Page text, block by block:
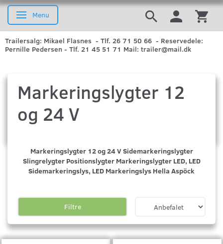
Skifte navigation
Menu
Trailersalg: Mikael Flasnes - Tlf. 26 71 50 66 - Reservedele:
Pernille Pedersen - Tlf. 21 45 51 71 Mail: trailer@mail.dk
Markeringslygter 12
og 24 V
Markeringslygter 12 og 24 V Sidemarkeringslygter
Slingrelygter Positionslygter Markeringslygter LED, LED
Sidemarkeringslys, LED Markeringslys Hella Aspöck
Filtre